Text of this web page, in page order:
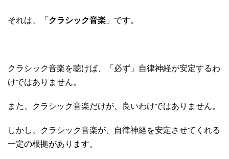
それは、「 クラシック音楽 」です。
クラシック音楽を聴けば、「必ず」自律神経が安定するわ
けではありません。
また、クラシック音楽だけが、良いわけではありません。
しかし、クラシック音楽が、自律神経を安定させてくれる
一定の根拠があります。